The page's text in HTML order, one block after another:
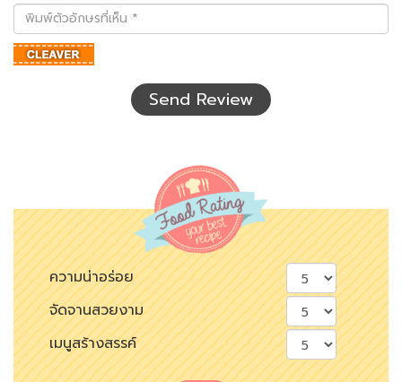
พิมพ์
ตัว
อักษร
ที่
Send Review
ความน่าอร่อย
จัดจานสวยงาม
เมนูสร้างสรรค์